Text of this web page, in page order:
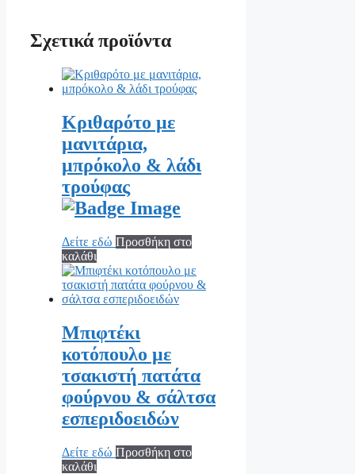
Σχετικά προϊόντα
Κριθαρότο με
μανιτάρια,
μπρόκολο & λάδι
τρούφας
Δείτε εδώ Προσθήκη στο
καλάθι
Μπιφτέκι
κοτόπουλο με
τσακιστή πατάτα
φούρνου & σάλτσα
εσπεριδοειδών
Δείτε εδώ Προσθήκη στο
καλάθι